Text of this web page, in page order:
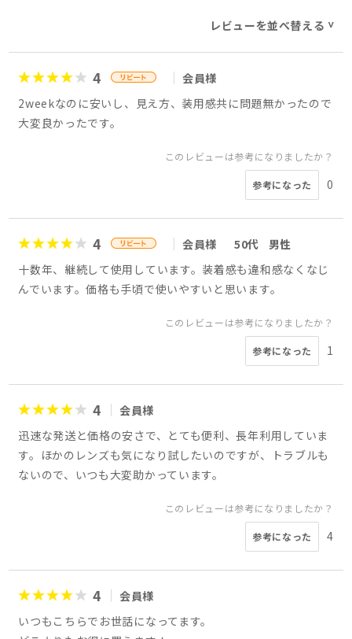
レビューを並べ替える >
4
会員様
2weekなのに安いし、見え方、装用感共に問題無かったので
大変良かったです。
このレビューは参考になりましたか？
参考になった 0
4 会員様 50代
男性
十数年、継続して使用しています。装着感も違和感なくなじ
んでいます。価格も手頃で使いやすいと思います。
このレビューは参考になりましたか？
参考になった 1
4
会員様
迅速な発送と価格の安さで、とても便利、長年利用していま
す。ほかのレンズも気になり試したいのですが、トラブルも
ないので、いつも大変助かっています。
このレビューは参考になりましたか？
参考になった 4
4
会員様
いつもこちらでお世話になってます。